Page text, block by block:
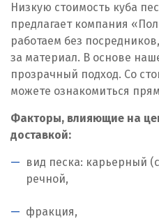
Низкую стоимость куба
предлагает компания
работаем без
за материал. В основе
прозрачный подход. Со
можете ознакомиться
Факторы, влияющие на
доставкой:
вид песка: карьерный
речной,
фракция,